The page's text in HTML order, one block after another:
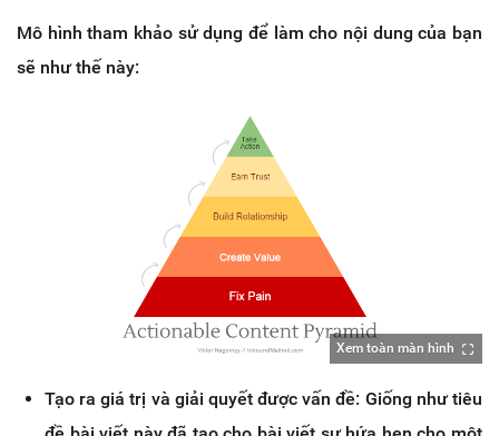
Mô hình tham khảo sử dụng để làm cho nội dung của bạn
sẽ như thế này:
Xem toàn màn hình
Tạo ra giá trị và giải quyết được vấn đề: Giống như tiêu